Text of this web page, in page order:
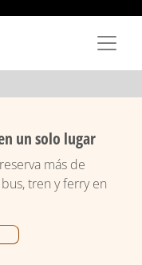
un solo lugar
más de
tren y ferry en